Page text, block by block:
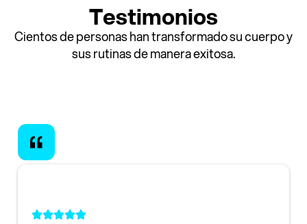
Testimonios
Cientos de personas han transformado su cuerpo y
sus rutinas de manera exitosa.